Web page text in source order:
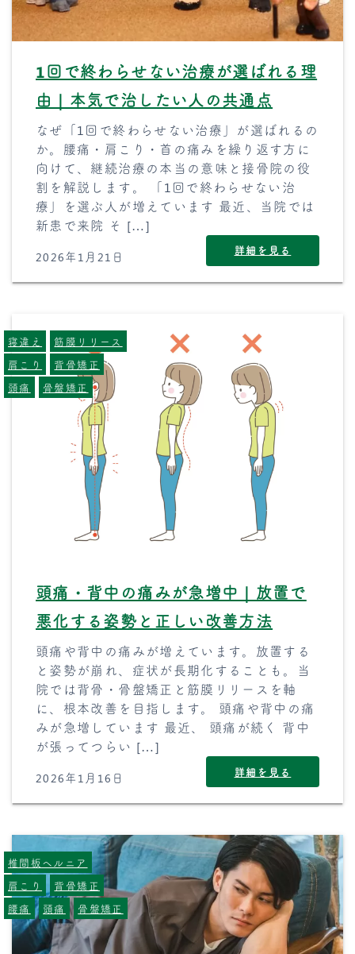
1回で終わらせない治療が選ばれる理
由｜本気で治したい人の共通点
なぜ「1回で終わらせない治療」が選ばれるの
か。腰痛・肩こり・首の痛みを繰り返す方に
向けて、継続治療の本当の意味と接骨院の役
割を解説します。 「1回で終わらせない治
療」を選ぶ人が増えています 最近、当院では
新患で来院 そ […]
2026年1月21日 詳細を見る
頭痛・背中の痛みが急増中｜放置で
悪化する姿勢と正しい改善方法
頭痛や背中の痛みが増えています。放置する
と姿勢が崩れ、症状が長期化することも。当
院では背骨・骨盤矯正と筋膜リリースを軸
に、根本改善を目指します。 頭痛や背中の痛
みが急増しています 最近、 頭痛が続く 背中
が張ってつらい […]
2026年1月16日 詳細を見る
寝違え
筋膜リリース
肩こり
背骨矯正
頭痛
骨盤矯正
椎間板ヘルニア
肩こり
背骨矯正
腰痛
頭痛 骨盤矯正